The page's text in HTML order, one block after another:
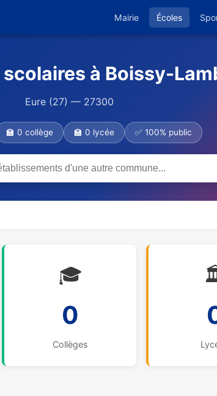
Mairie Écoles
à Boissy-
Eure (27) — 27300
🏫 0 collège 🏫 0 lycée ✅ 100% public
🎓
0
Collèges